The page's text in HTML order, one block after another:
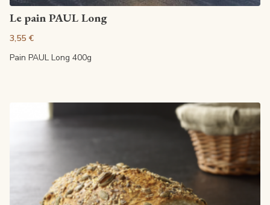
Artikel anzeigen
Le pain PAUL Long
3,55 €
Pain PAUL Long 400g